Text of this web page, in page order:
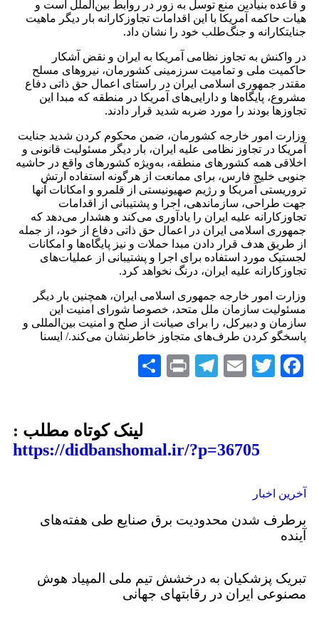
و قاعده بنیادین منع توسل به زور در روابط بین‌الملل است و
هیات حاکمه آمریکا با این اقدامات تجاوزکارانه بار دیگر ماهیت
جنایتکارانه و جنگ‌طلب خود را نشان داد.
در واکنش به تجاوز نظامی آمریکا به ایران و نقض آشکار
حاکمیت ملی و تمامیت سرزمینی کشورمان، نیروهای مسلح
مقتدر جمهوری اسلامی ایران در راستای اعمال حق ذاتی دفاع
مشروع، پایگاه‌ها و دارایی‌های آمریکا در منطقه که مبدا این
تجاوزها بودند را مورد ضربه شدید قرار دادند.
وزارت امور خارجه کشورمان، ضمن محکوم کردن شدید جنایت
آمریکا در تجاوز نظامی علیه ایران، بار دیگر مسئولیت قانونی و
اخلاقی همه کشورهای منطقه، به‌ویژه کشورهای واقع در حاشیه
جنوبی خلیج فارس، برای ممانعت از هرگونه استفاده ارتش
تروریستی آمریکا و رژیم صهیونیستی از قلمرو و امکانات آنها
جهت طراحی، سازماندهی، اجرا و پشتیبانی از اقدامات
تجاوزکارانه علیه ایران را یادآوری می‌کند و هشدار می‌دهد که
جمهوری اسلامی ایران در اعمال حق ذاتی دفاع از خود، از جمله
از طریق هدف قرار دادن مبدا حملات و نیز پایگاه‌ها و امکانات
لجستیک مورد استفاده برای اجرا و پشتیبانی از عملیات‌های
تجاوزکارانه علیه ایران، درنگ نخواهد کرد.
وزارت امور خارجه جمهوری اسلامی ایران، همچنین بار دیگر
مسئولیت سازمان ملل متحد، خصوصا شورای امنیت این
سازمان و دبیرکل، را برای صیانت از صلح و امنیت بین‌المللی و
پاسخگو کردن طرف‌های متجاوز خاطرنشان می‌کند./ ایسنا
Facebook
Twitter
Email
Telegram
Print
لینک کوتاه مطلب :
https://didbanshomal.ir/?p=36705
آخرین اخبار
برطرف شدن محدودیت‌ برق صنایع طی هفته‌های
آینده
تبریک پزشکیان به درخشش تیم ملی المپیاد هوش
مصنوعی ایران در رقابتهای جهانی